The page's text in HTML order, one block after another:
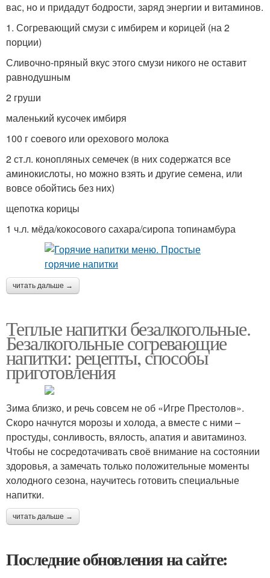
вас, но и придадут бодрости, заряд энергии и витаминов.
1. Согревающий смузи с имбирем и корицей (на 2
порции)
Сливочно-пряный вкус этого смузи никого не оставит
равнодушным
2 груши
маленький кусочек имбиря
100 г соевого или орехового молока
2 ст.л. конопляных семечек (в них содержатся все
аминокислоты, но можно взять и другие семена, или
вовсе обойтись без них)
щепотка корицы
1 ч.л. мёда/кокосового сахара/сиропа топинамбура
читать дальше →
Теплые напитки безалкогольные.
Безалкогольные согревающие
напитки: рецепты, способы
приготовления
Зима близко, и речь совсем не об «Игре Престолов».
Скоро начнутся морозы и холода, а вместе с ними –
простуды, сонливость, вялость, апатия и авитаминоз.
Чтобы не сосредотачивать своё внимание на состоянии
здоровья, а замечать только положительные моменты
холодного сезона, научитесь готовить специальные
напитки.
читать дальше →
Последние обновления на сайте: